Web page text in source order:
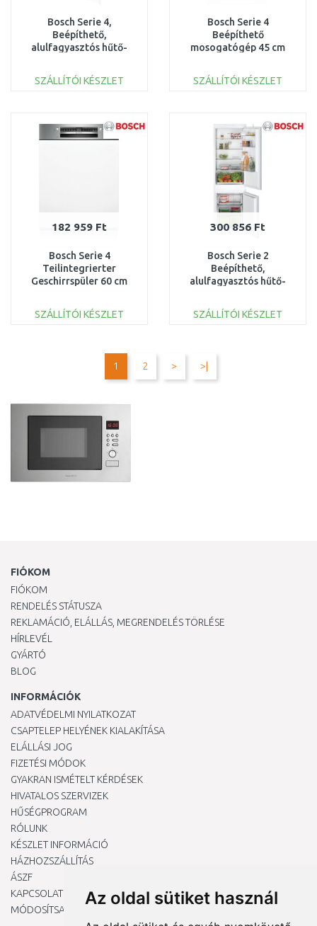
Az oldal sütiket használ
Bosch Serie 4,
Beépíthető,
alulfagyasztós hűtő-
KIN86VFE0
SZÁLLÍTÓI KÉSZLET
Összehasonlítás
Bosch Serie 4
Beépíthető
mosogatógép 45 cm
csúszózsanér
SPT4EMX17E
SZÁLLÍTÓI KÉSZLET
Összehasonlítás
182 959 Ft
Bosch Serie 4
Teilintegrierter
Geschirrspüler 60 cm
SZÁLLÍTÓI KÉSZLET
300 856 Ft
Bosch Serie 2
Beépíthető,
alulfagyasztós hűtő-
177.2x54.1cm KIN865SE0
SZÁLLÍTÓI KÉSZLET
Összehasonlítás
1 2 > >|
FIÓKOM
FIÓKOM
RENDELÉS STÁTUSZA
REKLAMÁCIÓ, ELÁLLÁS, MEGRENDELÉS TÖRLÉSE
HÍRLEVÉL
GYÁRTÓ
BLOG
INFORMÁCIÓK
ADATVÉDELMI NYILATKOZAT
CSAPTELEP HELYÉNEK KIALAKÍTÁSA
ELÁLLÁSI JOG
FIZETÉSI MÓDOK
GYAKRAN ISMÉTELT KÉRDÉSEK
HIVATALOS SZERVIZEK
HŰSÉGPROGRAM
RÓLUNK
KÉSZLET INFORMÁCIÓ
HÁZHOZSZÁLLÍTÁS
ÁSZF
KAPCSOLAT
MÓDOSÍTSA A COOKIE-BEÁLLÍTÁSAIMAT